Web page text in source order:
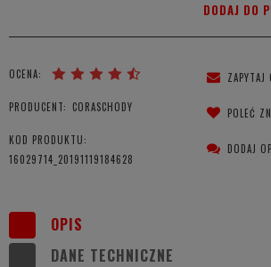
DODAJ DO
OCENA:
PRODUCENT: CORASCHODY
KOD PRODUKTU:
16029714_20191119184628
ZAPYTAJ
POLEĆ
DODAJ
OPIS
DANE TECHNICZNE